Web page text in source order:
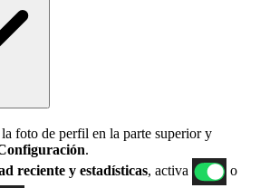
foto de perfil en la parte superior y
.
reciente y estadísticas, activa
o